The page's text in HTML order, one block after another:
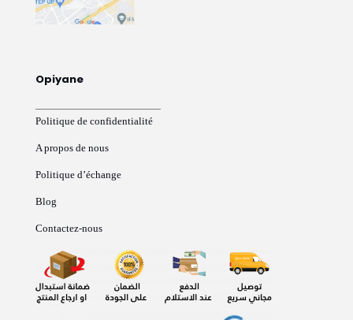
Opiyane
Politique de confidentialité
A propos de nous
Politique d’échange
Blog
Contactez-nous